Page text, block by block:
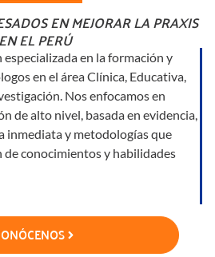
EN MEJORAR LA PRAXIS
EN EL PERÚ
en la formación y
en el área Clínica, Educativa,
Nos enfocamos en
de alto nivel, basada en evidencia,
inmediata y metodologías que
conocimientos y habilidades